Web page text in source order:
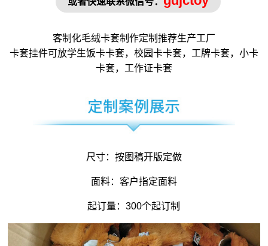
客制化毛绒卡套制作定制推荐生产工厂
卡套挂件可放学生饭卡卡套，校园卡卡套，工牌卡套，小卡
卡套，工作证卡套
尺寸：按图稿开版定做
面料：客户指定面料
起订量：300个起订制